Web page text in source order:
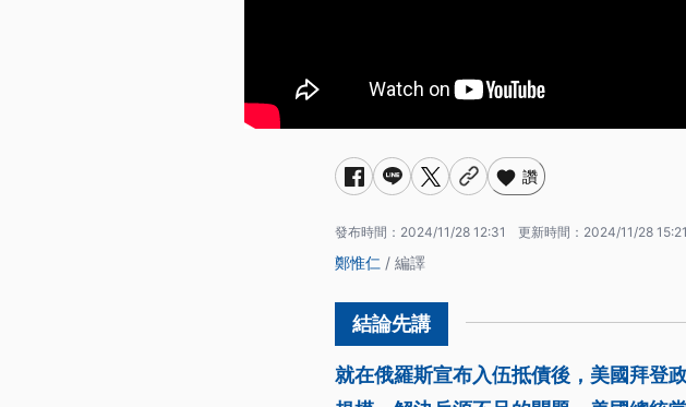
讚
發布時間： 2024/11/28 12:31 更新時間： 2024/11/28 15:21
鄭惟仁 / 編譯
就在俄羅斯宣布入伍抵債後，美國拜登